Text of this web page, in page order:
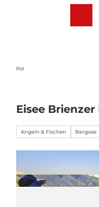
Poi
Eisee
Angeln & Fischen Bergsee